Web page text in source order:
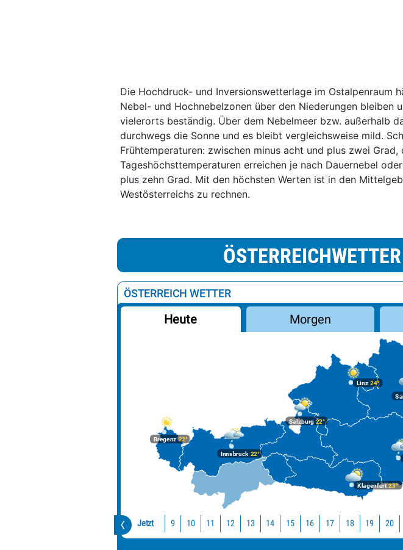
Die Hochdruck- und Inversionswetterlage im Ostalpenraum
Nebel- und Hochnebelzonen über den Niederungen bleiben
vielerorts beständig. Über dem Nebelmeer bzw. außerhalb
durchwegs die Sonne und es bleibt vergleichsweise mild.
Frühtemperaturen: zwischen minus acht und plus zwei Grad,
Tageshöchsttemperaturen erreichen je nach Dauernebel
plus zehn Grad. Mit den höchsten Werten ist in den
Westösterreichs zu rechnen.
ÖSTERREICHWETTER
ÖSTERREICH WETTER
Heute Morgen
Bregenz22°
Innsbruck22°
Klagenfurt23°
Linz 24°
Salzburg22°
Jetzt 9 10 11 12 13 14 15 16 17 18 19 20